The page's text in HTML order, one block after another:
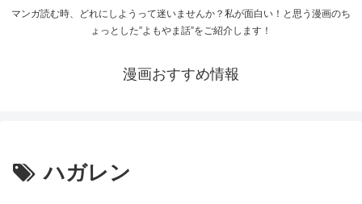
マンガ読む時、どれにしようって迷いませんか？私が面白い！と思う漫画のち
ょっとした”よもやま話”をご紹介します！
漫画おすすめ情報
ハガレン